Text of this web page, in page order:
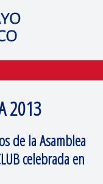
2013
de la Asamblea
celebrada en